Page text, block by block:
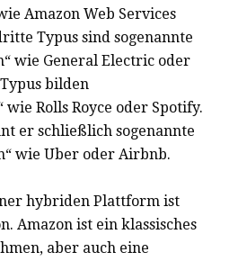
Amazon Web Services
Typus sind sogenannte
wie General Electric oder
bilden
Rolls Royce oder Spotify.
er schließlich sogenannte
wie Uber oder Airbnb.
hybriden Plattform ist
Amazon ist ein klassisches
aber auch eine